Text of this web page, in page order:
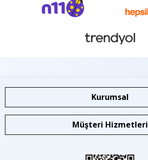
Kurumsal
Müşteri Hizmetleri